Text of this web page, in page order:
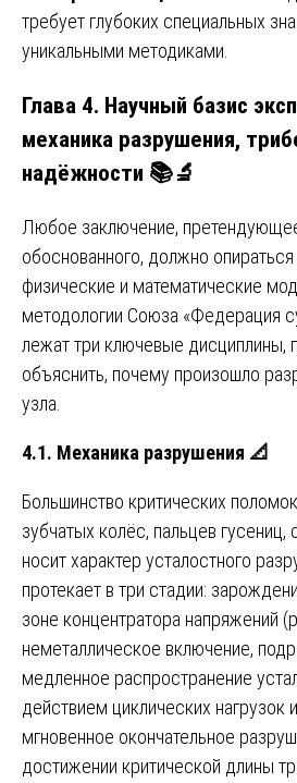
требует глубоких специальных
уникальными методиками.
Глава 4. Научный базис
механика разрушения,
надёжности 📚🔬
Любое заключение,
обоснованного, должно
физические и математические
методологии Союза «Федерация
лежат три ключевые дисциплины,
объяснить, почему произошло
узла.
4.1. Механика разрушения 📐
Большинство критических
зубчатых колёс, пальцев гусениц,
носит характер усталостного
протекает в три стадии:
зоне концентратора напряжений
неметаллическое включение,
медленное распространение
действием циклических нагрузок
мгновенное окончательное
достижении критической длины